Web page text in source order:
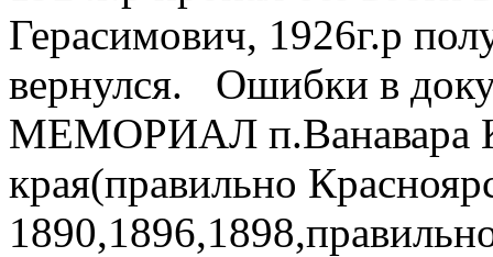
Герасимович, 1926г.р
вернулся. Ошибки в
МЕМОРИАЛ п.Ванавара
края(правильно